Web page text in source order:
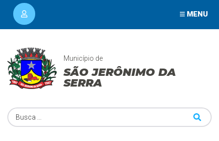
MENU
Município de
SÃO JERÔNIMO DA
SERRA